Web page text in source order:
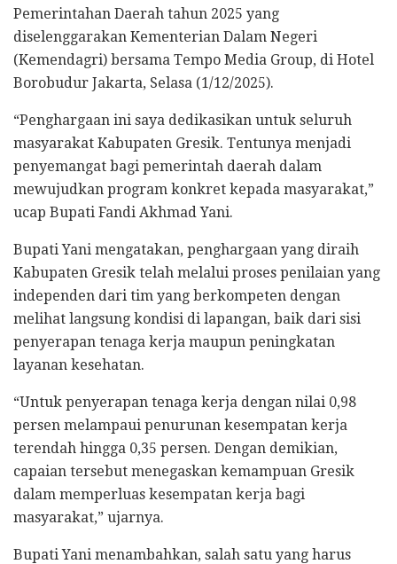
Pemerintahan Daerah tahun 2025 yang
diselenggarakan Kementerian Dalam Negeri
(Kemendagri) bersama Tempo Media Group, di Hotel
Borobudur Jakarta, Selasa (1/12/2025).
“Penghargaan ini saya dedikasikan untuk seluruh
masyarakat Kabupaten Gresik. Tentunya menjadi
penyemangat bagi pemerintah daerah dalam
mewujudkan program konkret kepada masyarakat,”
ucap Bupati Fandi Akhmad Yani.
Bupati Yani mengatakan, penghargaan yang diraih
Kabupaten Gresik telah melalui proses penilaian yang
independen dari tim yang berkompeten dengan
melihat langsung kondisi di lapangan, baik dari sisi
penyerapan tenaga kerja maupun peningkatan
layanan kesehatan.
“Untuk penyerapan tenaga kerja dengan nilai 0,98
persen melampaui penurunan kesempatan kerja
terendah hingga 0,35 persen. Dengan demikian,
capaian tersebut menegaskan kemampuan Gresik
dalam memperluas kesempatan kerja bagi
masyarakat,” ujarnya.
Bupati Yani menambahkan, salah satu yang harus